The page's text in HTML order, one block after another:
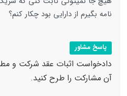
نامه بگیرم از دارایی بود چکار کنم؟
پاسخ مشاور
دادخواست اثبات عقد شرکت و
آن مشارکت را طرح کنید.